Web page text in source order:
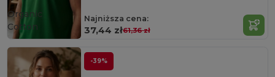
Najniższa cena:
37,44 zł61,36 zł
Organic
Cotton
-39%